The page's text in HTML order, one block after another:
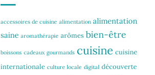
accessoires de cuisine alimentation alimentation
saine aromathérapie arômes bien-être
boissons cadeaux gourmands cuisine cuisine
internationale culture locale digital découverte